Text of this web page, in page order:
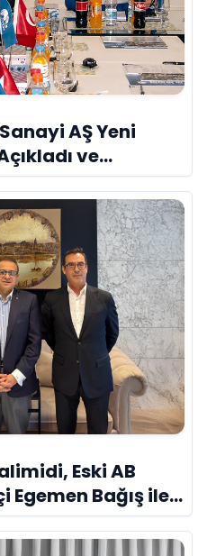
AŞ Yeni
ve
Küresel Vizyon
Eski AB
Egemen Bağış ile